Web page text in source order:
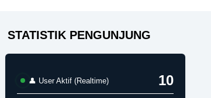
STATISTIK PENGUNJUNG
👤 User Aktif (Realtime) 11